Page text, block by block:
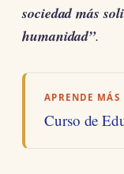
sociedad más
humanidad”.
APRENDE MÁS
Curso de